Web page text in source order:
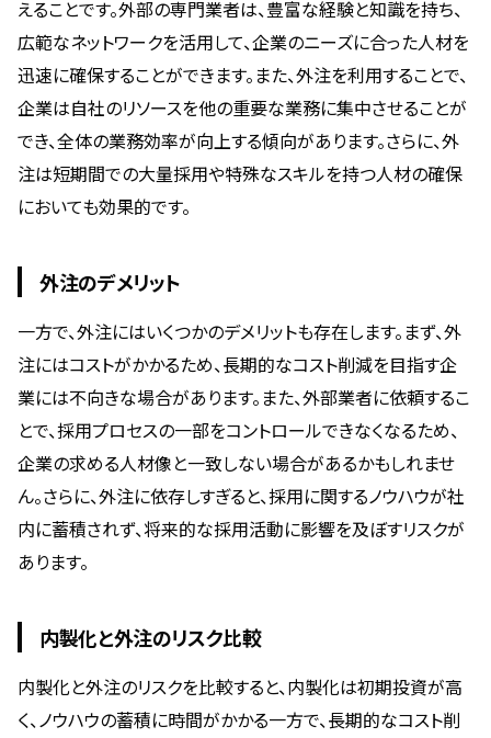
えることです。外部の専門業者は、豊富な経験と知識を持ち、
広範なネットワークを活用して、企業のニーズに合った人材を
迅速に確保することができます。また、外注を利用することで、
企業は自社のリソースを他の重要な業務に集中させることが
でき、全体の業務効率が向上する傾向があります。さらに、外
注は短期間での大量採用や特殊なスキルを持つ人材の確保
においても効果的です。
外注のデメリット
一方で、外注にはいくつかのデメリットも存在します。まず、外
注にはコストがかかるため、長期的なコスト削減を目指す企
業には不向きな場合があります。また、外部業者に依頼するこ
とで、採用プロセスの一部をコントロールできなくなるため、
企業の求める人材像と一致しない場合があるかもしれませ
ん。さらに、外注に依存しすぎると、採用に関するノウハウが社
内に蓄積されず、将来的な採用活動に影響を及ぼすリスクが
あります。
内製化と外注のリスク比較
内製化と外注のリスクを比較すると、内製化は初期投資が高
く、ノウハウの蓄積に時間がかかる一方で、長期的なコスト削